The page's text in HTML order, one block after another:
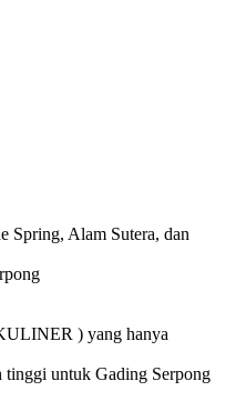
Spring, Alam Sutera, dan
) yang hanya
tinggi untuk Gading Serpong